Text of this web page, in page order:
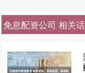
免息配资公司 相关